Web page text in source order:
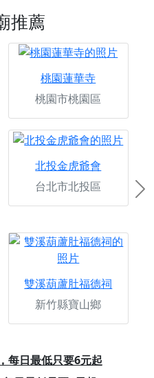
推薦
桃園蓮華寺
桃園市桃園區
北投金虎爺會
台北市北投區
雙溪葫蘆肚福德祠
新竹縣寶山鄉